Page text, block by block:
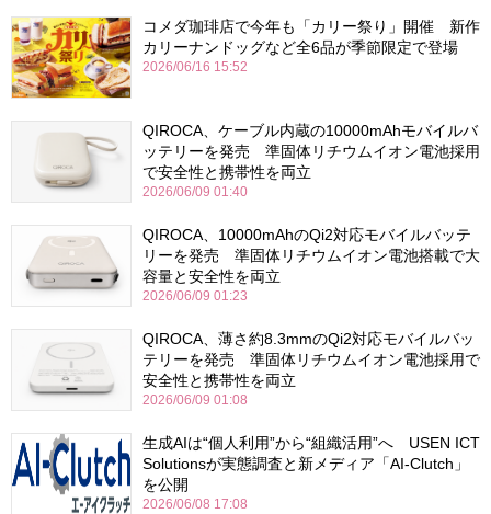
コメダ珈琲店で今年も「カリー祭り」開催 新作
カリーナンドッグなど全6品が季節限定で登場
2026/06/16 15:52
QIROCA、ケーブル内蔵の10000mAhモバイルバ
ッテリーを発売 準固体リチウムイオン電池採用
で安全性と携帯性を両立
2026/06/09 01:40
QIROCA、10000mAhのQi2対応モバイルバッテ
リーを発売 準固体リチウムイオン電池搭載で大
容量と安全性を両立
2026/06/09 01:23
QIROCA、薄さ約8.3mmのQi2対応モバイルバッ
テリーを発売 準固体リチウムイオン電池採用で
安全性と携帯性を両立
2026/06/09 01:08
生成AIは“個人利用”から“組織活用”へ USEN ICT
Solutionsが実態調査と新メディア「AI-Clutch」
を公開
2026/06/08 17:08